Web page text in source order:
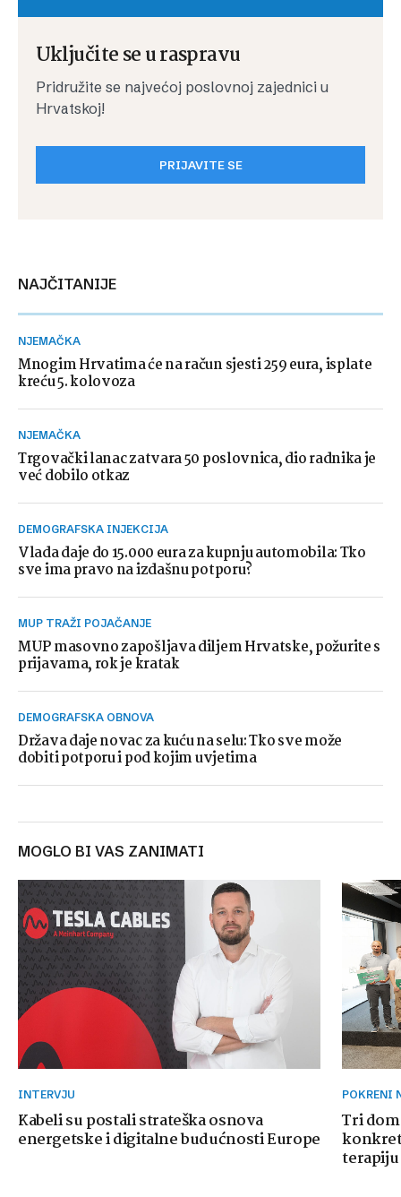
Uključite se u raspravu
Pridružite se najvećoj poslovnoj zajednici u
Hrvatskoj!
PRIJAVITE SE
NAJČITANIJE
NJEMAČKA
Mnogim Hrvatima će na račun sjesti 259 eura, isplate
kreću 5. kolovoza
NJEMAČKA
Trgovački lanac zatvara 50 poslovnica, dio radnika je
već dobilo otkaz
DEMOGRAFSKA INJEKCIJA
Vlada daje do 15.000 eura za kupnju automobila: Tko
sve ima pravo na izdašnu potporu?
MUP TRAŽI POJAČANJE
MUP masovno zapošljava diljem Hrvatske, požurite s
prijavama, rok je kratak
DEMOGRAFSKA OBNOVA
Država daje novac za kuću na selu: Tko sve može
dobiti potporu i pod kojim uvjetima
MOGLO BI VAS ZANIMATI
INTERVJU
Kabeli su postali strateška osnova
energetske i digitalne budućnosti Europe
POKRENI
Tri